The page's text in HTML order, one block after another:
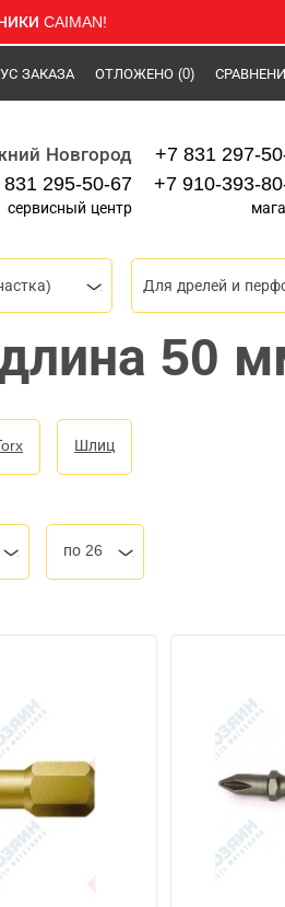
CAIMAN!
ЗАКАЗА ОТЛОЖЕНО (0)
Новгород
831 295-50-67
сервисный центр
+7 831 297-
+7 910-393-
Для дрелей и
50
Шлиц
по 26